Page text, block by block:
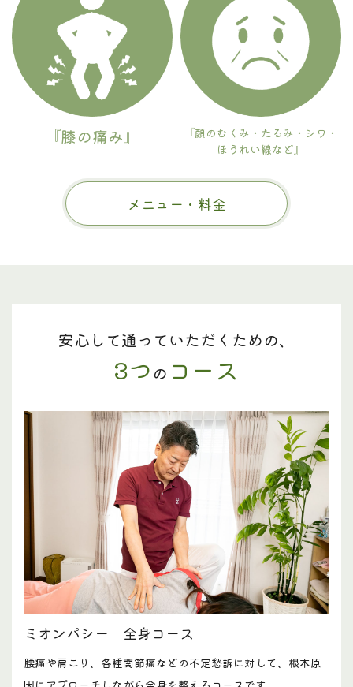
『膝の痛み』
『顔のむくみ・たるみ・シワ・
ほうれい線など』
メニュー・料金
安心して通っていただくための、
3つ の コース
ミオンパシー 全身コース
腰痛や肩こり、各種関節痛などの不定愁訴に対して、根本原